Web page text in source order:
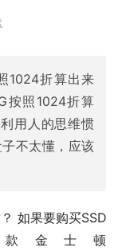
1024折算出来
按照1024折算
用人的思维惯
不太懂，应该
如果要购买SSD
金士顿